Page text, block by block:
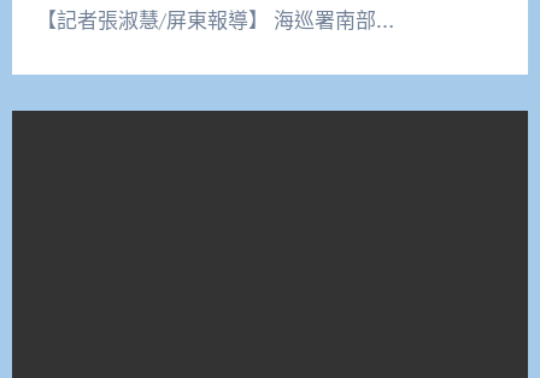
【記者張淑慧/屏東報導】 海巡署南部…